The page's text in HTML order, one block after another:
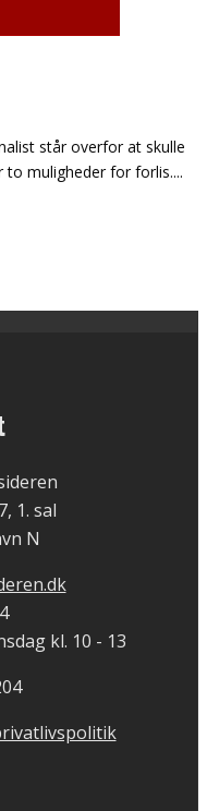
står overfor at skulle
to muligheder for forlis....
1. sal
N
kl. 10 - 13